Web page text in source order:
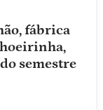
fábrica
semestre